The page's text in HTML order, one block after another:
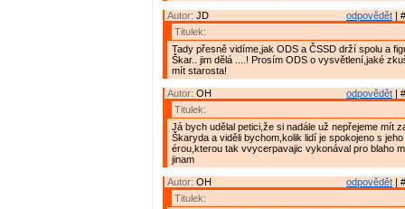
odpovědět |
Autor: JD
Titulek:
Tady přesně vidíme,jak ODS a ČSSD drží spolu a
Škar.. jim dělá ....! Prosím ODS o vysvětlení,jaké
mít starosta!
odpovědět |
Autor: OH
Titulek:
Já bych udělal petici,že si nadále už nepřejeme mít
Škaryda a viděli bychom,kolik lidí je spokojeno s jeho
érou,kterou tak vvycerpavajic vykonával pro blaho
jinam
odpovědět |
Autor: OH
Titulek: